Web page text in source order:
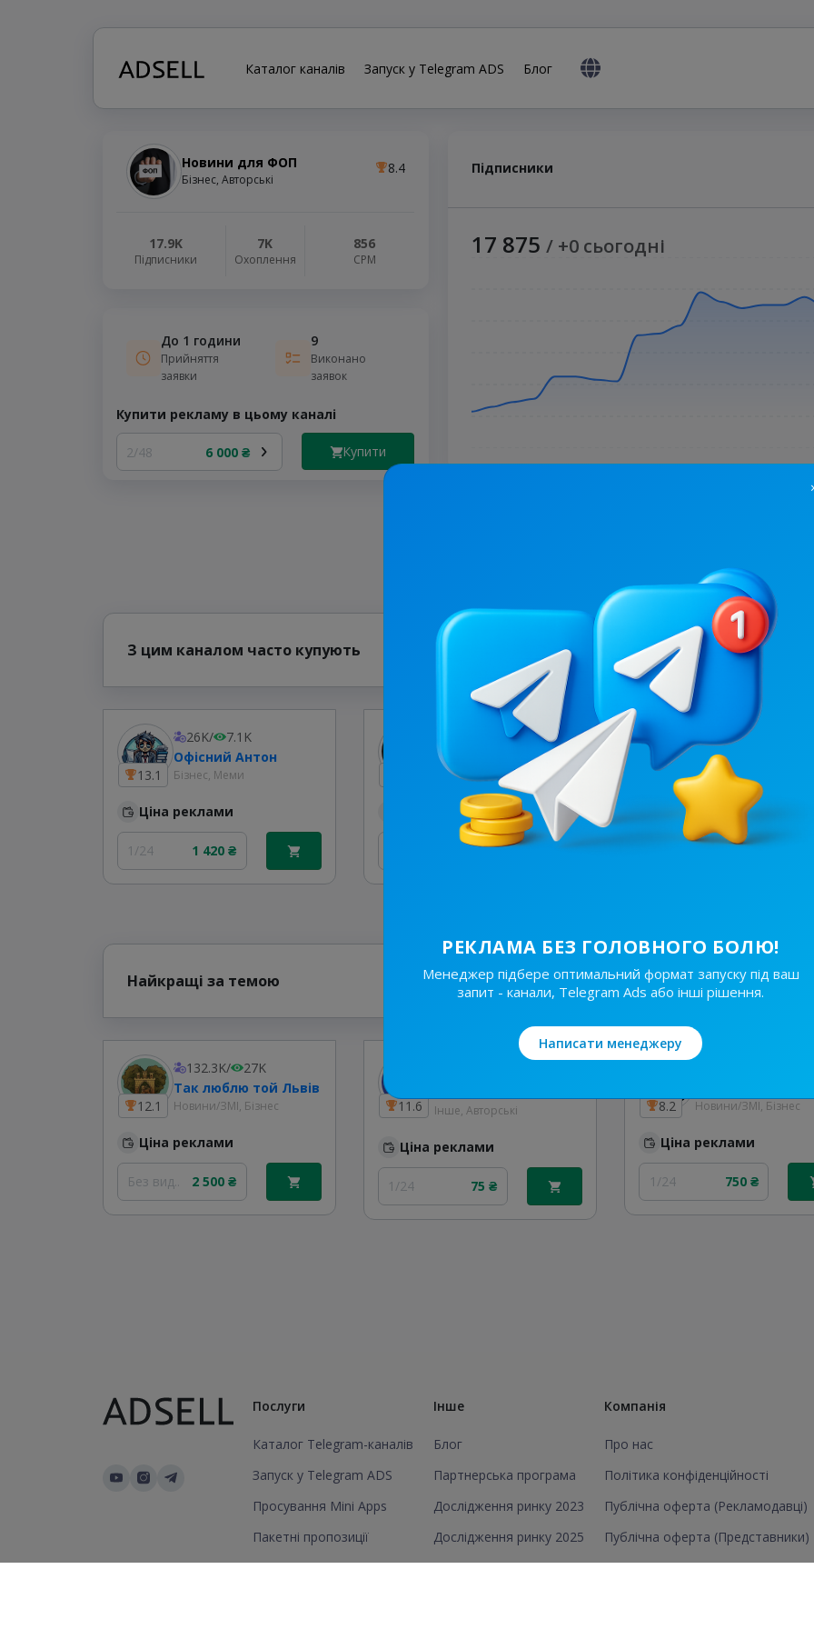
Каталог каналів Запуск у Telegram ADS Блог
Новини для ФОП
Бізнес, Авторські
8.4
17.9K
Підписники
7K
Охоплення
856
СРМ
До 1 години
Прийняття
заявки
9
Виконано
заявок
Купити рекламу в цьому каналі
2/48 6 000 ₴ Купити
Підписники
17 875 / +0 сьогодні
З цим каналом часто купують
13.1
26K/
7.1K
Офісний Антон
Бізнес, Меми
Ціна реклами
1/24 1 420 ₴
11.1K
Бенефіціар
Бізнес
Ціна реклами
8 500 ₴
0.1
19.9K/
Успішний успіх
Бізнес
Ціна реклами
3 000 ₴
Найкращі за темою
12.1
132.3K/
27K
Так люблю той Львів
Новини/ЗМІ, Бізнес
Ціна реклами
Без вид.. 2 500 ₴
11.6 Інше, Авторські
Ціна реклами
1/24 75 ₴
8.2 Новини/ЗМІ, Бізнес
Ціна реклами
1/24 750 ₴
Послуги
Каталог Telegram-каналів
Запуск у Telegram ADS
Просування Mini Apps
Пакетні пропозиції
Додати канал/групу
Інше
Блог
Партнерська програма
Дослідження ринку 2023
Дослідження ринку 2025
Компанія
Про нас
Політика конфіденційності
Публічна оферта (Рекламодавці)
Публічна оферта (Представники)
РЕКЛАМА БЕЗ ГОЛОВНОГО БОЛЮ!
Менеджер підбере оптимальний формат запуску під ваш
запит - канали, Telegram Ads або інші рішення.
Написати менеджеру